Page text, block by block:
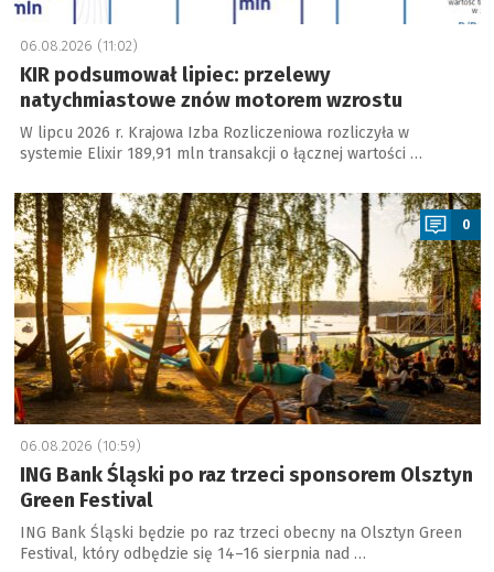
06.08.2026 (11:02)
KIR podsumował lipiec: przelewy
natychmiastowe znów motorem wzrostu
W lipcu 2026 r. Krajowa Izba Rozliczeniowa rozliczyła w
systemie Elixir 189,91 mln transakcji o łącznej wartości …
a
0
06.08.2026 (10:59)
ING Bank Śląski po raz trzeci sponsorem Olsztyn
Green Festival
ING Bank Śląski będzie po raz trzeci obecny na Olsztyn Green
Festival, który odbędzie się 14–16 sierpnia nad …